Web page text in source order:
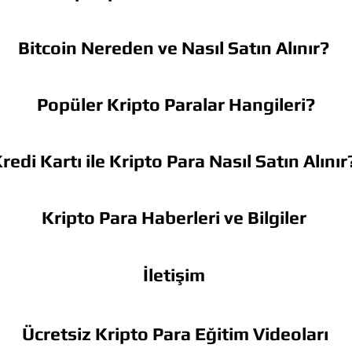
Bitcoin Nereden ve Nasıl Satın Alınır?
Popüler Kripto Paralar Hangileri?
Kartı ile Kripto Para Nasıl Satın
Kripto Para Haberleri ve Bilgiler
İletişim
Ücretsiz Kripto Para Eğitim Videoları